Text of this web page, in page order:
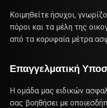
Κοιμηθείτε ήσυχοι,
πόροι και τα μέλη της
από τα κορυφαία μέτρα
Επαγγελματική
Η ομάδα μας ειδικών
σας βοηθήσει με